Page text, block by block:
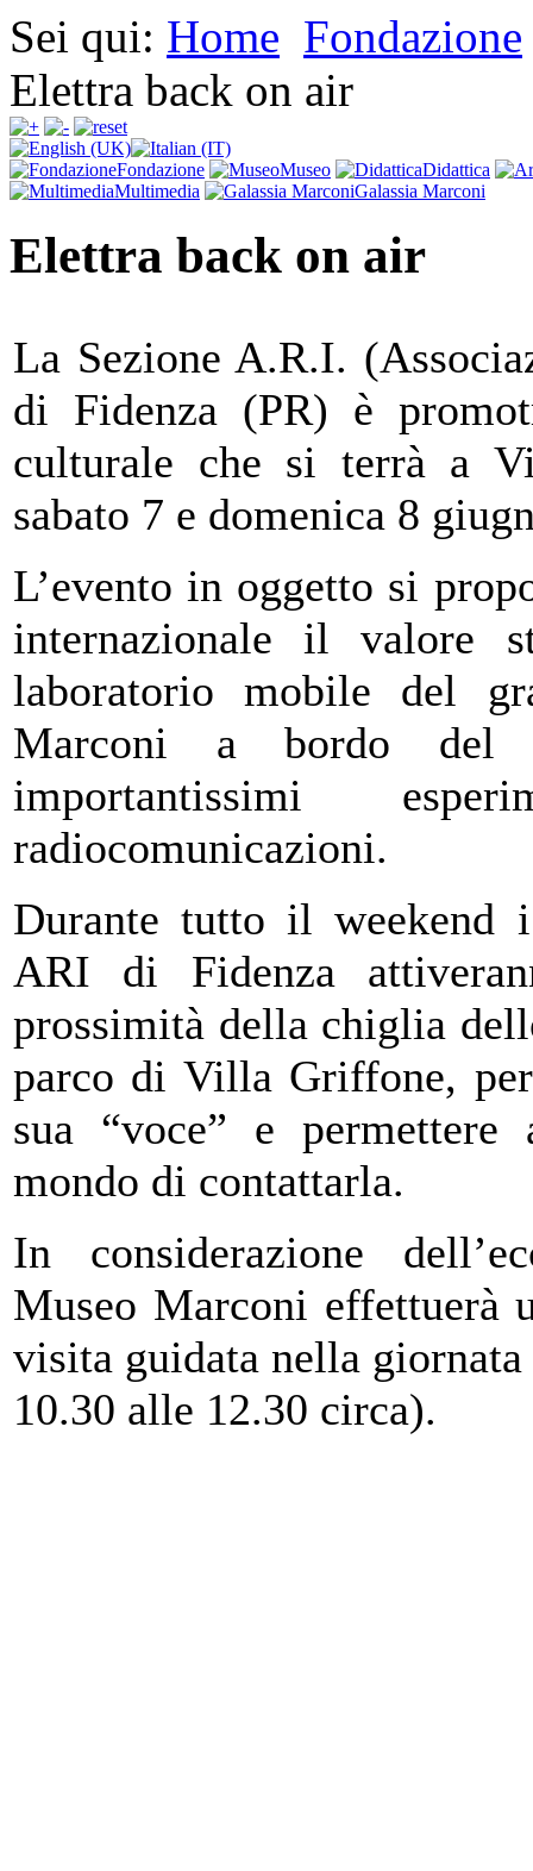
Sei qui: Home Fondazione
Elettra back on air
Fondazione Museo
Didattica
Multimedia
Galassia Marconi
Elettra back on air
La Sezione A.R.I.
di Fidenza (PR) è
culturale che si terrà a
sabato 7 e domenica 8
L’evento in oggetto si
internazionale il valore
laboratorio mobile del
Marconi a bordo del
importantissimi
radiocomunicazioni.
Durante tutto il weekend
ARI di Fidenza
prossimità della chiglia
parco di Villa Griffone,
sua “voce” e
mondo di contattarla.
In considerazione
Museo Marconi effettuerà
visita guidata nella
10.30 alle 12.30 circa).